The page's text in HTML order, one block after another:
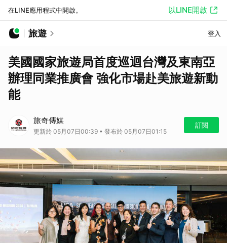
在LINE應用程式中開啟。 以LINE開啟
旅遊 登入
美國國家旅遊局首度巡迴台灣及東南亞
辦理同業推廣會 強化市場赴美旅遊新動
能
旅奇傳媒
更新於 05月07日00:39 • 發布於 05月07日01:15
訂閱